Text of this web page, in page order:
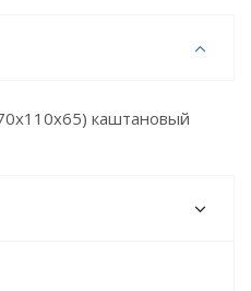
каштановый